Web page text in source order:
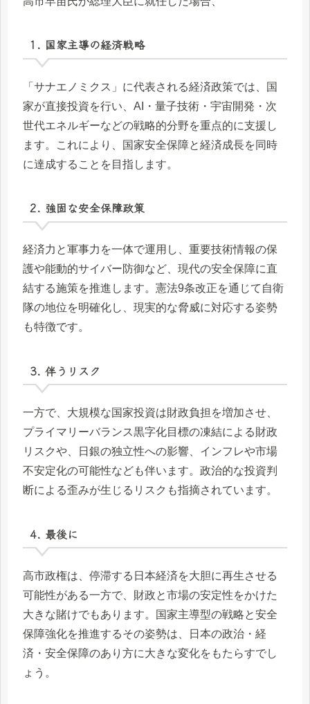
1. 国家主導の経済戦略
「サナエノミクス」に代表される経済政策では、国
家が直接投資を行い、AI・量子技術・宇宙開発・次
世代エネルギーなどの戦略的分野を重点的に支援し
ます。これにより、国家安全保障と経済成長を同時
に達成することを目指します。
2. 強固な安全保障政策
経済力と軍事力を一体で運用し、重要技術情報の保
護や能動的サイバー防御など、現代の安全保障に直
結する施策を推進します。憲法9条改正を通じて自衛
隊の地位を明確化し、現実的な脅威に対応する姿勢
も特徴です。
3. 伴うリスク
一方で、大規模な国家投資は財政負担を増加させ、
プライマリーバランス黒字化目標の凍結による財政
リスクや、日銀の独立性への影響、インフレや市場
不安定化の可能性なども伴います。政治的な投資判
断による歪みが生じるリスクも指摘されています。
4. 最後に
高市政権は、停滞する日本経済を大胆に再生させる
可能性がある一方で、財政と市場の安定性をかけた
大きな賭けでもあります。国家主導型の戦略と安全
保障強化を推進するその姿勢は、日本の政治・経
済・安全保障のあり方に大きな変化をもたらすでし
ょう。